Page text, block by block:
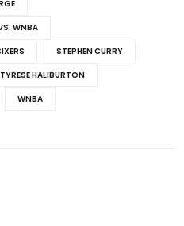
WNBA
STEPHEN CURRY
TYRESE HALIBURTON
WNBA